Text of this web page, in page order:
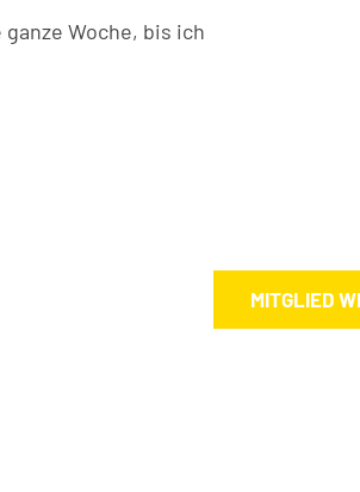
Woche, bis ich
MITGLIED